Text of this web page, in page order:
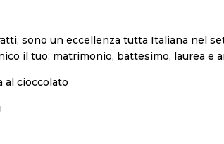
sono un eccellenza tutta Italiana nel
il tuo: matrimonio, battesimo, laurea e
al cioccolato